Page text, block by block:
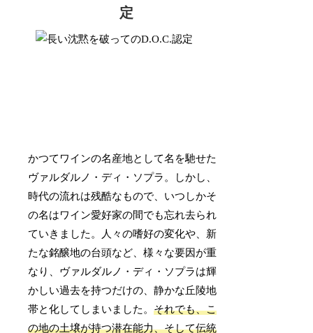
定
かつてワインの名産地として名を馳せた
ヴァルダルノ・ディ・ソプラ。しかし、
時代の流れは残酷なもので、いつしかそ
の名はワイン愛好家の間でも忘れ去られ
ていきました。人々の嗜好の変化や、新
たな銘醸地の台頭など、様々な要因が重
なり、ヴァルダルノ・ディ・ソプラは輝
かしい過去を持つだけの、静かな丘陵地
帯と化してしまいました。それでも、こ
の地の土壌が持つ潜在能力、そして伝統